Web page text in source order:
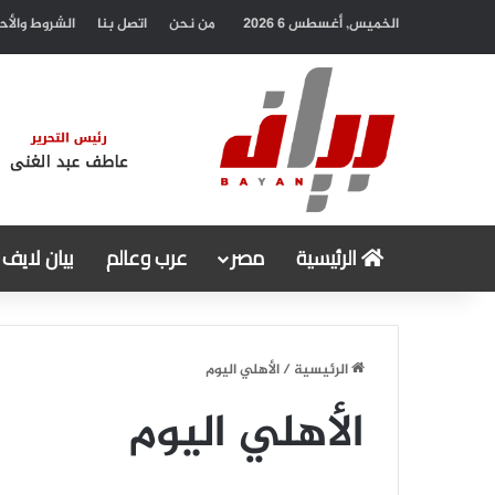
الخميس, أغسطس 6 2026 من نحن اتصل بنا الشروط
الرئيسية مصر عرب وعالم بيان لايف
الرئيسية/الأهلي اليوم
الأهلي اليوم